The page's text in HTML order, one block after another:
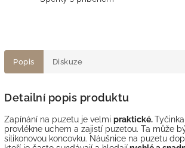
Popis Diskuze
Detailní popis produktu
Zapínání na puzetu je velmi praktické.
provlékne uchem a zajistí puzetou. Ta může
silikonovou koncovku. Náušnice na puzetu